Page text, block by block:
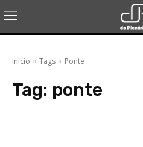
Início Tags Ponte
Tag: ponte